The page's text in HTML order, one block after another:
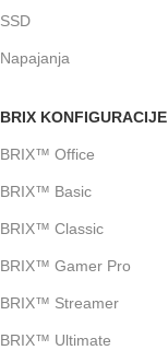
SSD
Napajanja
BRIX KONFIGURACIJE
BRIX™ Office
BRIX™ Basic
BRIX™ Classic
BRIX™ Gamer Pro
BRIX™ Streamer
BRIX™ Ultimate